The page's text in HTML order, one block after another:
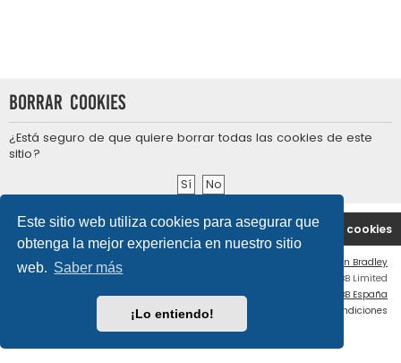
Este sitio web utiliza cookies para asegurar que
obtenga la mejor experiencia en nuestro sitio
web. Saber más
¡Lo entiendo!
Borrar cookies
¿Está seguro de que quiere borrar todas las cookies de este
sitio?
Portal Índice general Borrar cookies
Contáctenos
Ian Bradley
Desarrollado por
® Forum Software © phpBB Limited
Traducción al español por
phpBB España
Condiciones